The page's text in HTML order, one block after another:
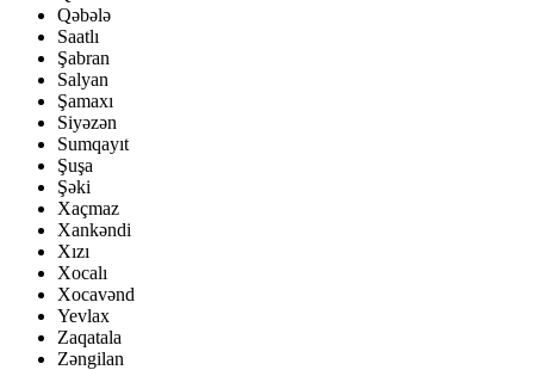
Qəbələ
Saatlı
Şabran
Salyan
Şamaxı
Siyəzən
Sumqayıt
Şuşa
Şəki
Xaçmaz
Xankəndi
Xızı
Xocalı
Xocavənd
Yevlax
Zaqatala
Zəngilan